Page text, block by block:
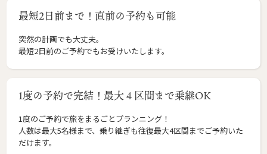
最短2日前まで！直前の予約も可能
突然の計画でも大丈夫。
最短2日前のご予約でもお受けいたします。
1度の予約で完結！最大４区間まで乗継OK
1度のご予約で旅をまるごとプランニング！
人数は最大5名様まで、乗り継ぎも往復最大4区間までご予約いた
だけます。